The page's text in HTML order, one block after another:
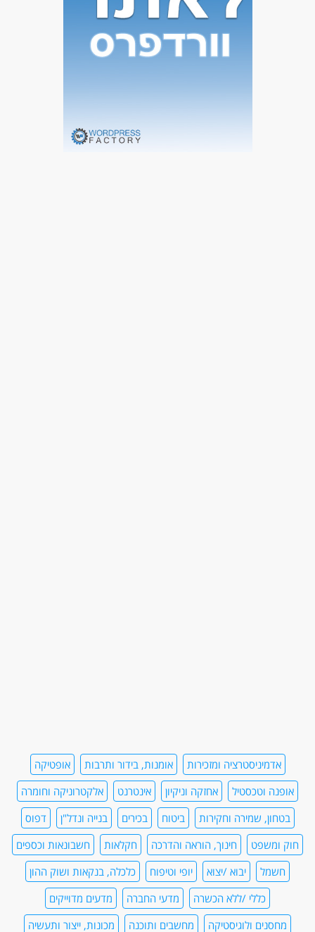
משרה חלקית
המגזר החרדי
בני 50 פלוס
אמהות המגזר הדתי
אדמיניסטרציה ומזכירות אומנות, בידור ותרבות
אופטיקה
אופנה וטכסטיל
אחזקה וניקיון אינטרנט
אלקטרוניקה וחומרה
בטחון, שמירה וחקירות
ביטוח בכירים בנייה ונדל"ן
דפוס
חוק ומשפט
חינוך, הוראה והדרכה חקלאות
חשבונאות וכספים
חשמל
יבוא /יצוא יופי וטיפוח
כלכלה, בנקאות ושוק ההון
כללי /ללא הכשרה
מדעי החברה
מדעים מדוייקים
מחסנים ולוגיסטיקה
מחשבים ותוכנה
מכונות, ייצור ותעשיה